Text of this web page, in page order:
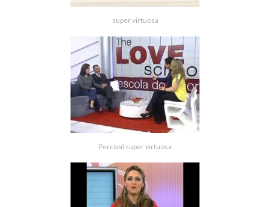
super virtuosa
Percival super virtuosa